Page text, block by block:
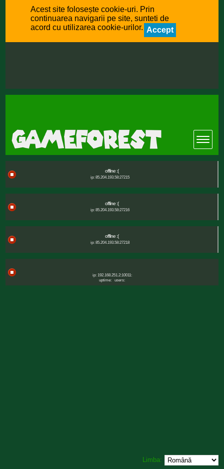
Acest site folosește cookie-uri. Prin
continuarea navigarii pe site, sunteti de
acord cu utilizarea cookie-urilor. Accept
offline :(
ip: 85.204.193.58:27215
offline :(
ip: 85.204.193.58:27216
offline :(
ip: 85.204.193.58:27218
ip: 192.168.251.2:10011:
uptime:
users:
Limba: